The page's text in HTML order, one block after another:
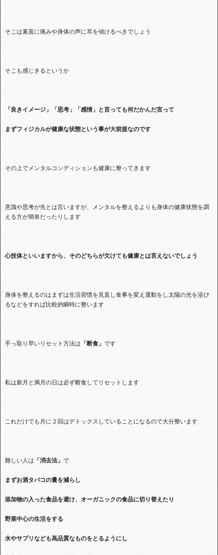
そこは素直に痛みや身体の声に耳を傾けるべきでしょう
そこも感じきるというか
「良きイメージ」「思考」「感情」と言っても何だかんだ言って
まずフィジカルが健康な状態という事が大前提なのです
その上でメンタルコンディションも健康に整ってきます
意識や思考が先とは言いますが、メンタルを整えるよりも身体の健康状態を調
える方が簡単だったりします
心技体といいますから、そのどちらが欠けても健康とは言えないでしょう
身体を整えるのはまずは生活習慣を見直し食事を変え運動をし太陽の光を浴び
るなどをすれば比較的瞬時に整います
手っ取り早いリセット方法は 「断食」 です
私は新月と満月の日は必ず断食してリセットします
これだけでも月に２回はデトックスしていることになるので大分整います
難しい人は 「消去法」 で
まずお酒タバコの量を減らし
添加物の入った食品を避け、オーガニックの食品に切り替えたり
野菜中心の生活をする
水やサプリなども高品質なものをとるようにし